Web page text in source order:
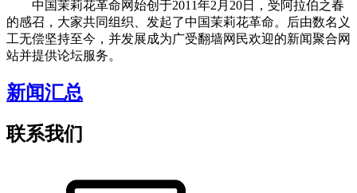
中国茉莉花革命网始创于2011年2月20日，受阿拉伯之春
的感召，大家共同组织、发起了中国茉莉花革命。后由数名义
工无偿坚持至今，并发展成为广受翻墙网民欢迎的新闻聚合网
站并提供论坛服务。
新闻汇总
联系我们